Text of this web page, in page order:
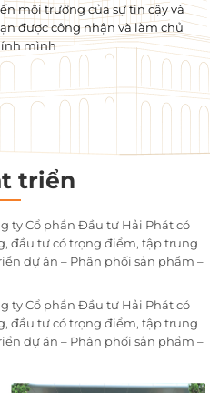
môi trường của sự tin cậy và
được công nhận và làm chủ
mình
triển
ty Cổ phần Đầu tư Hải Phát có
đầu tư có trọng điểm, tập trung
dự án – Phân phối sản phẩm –
ty Cổ phần Đầu tư Hải Phát có
đầu tư có trọng điểm, tập trung
dự án – Phân phối sản phẩm –